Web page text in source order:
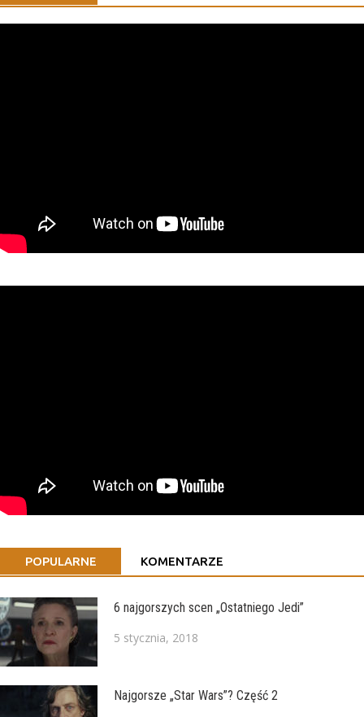
POPULARNE KOMENTARZE
6 najgorszych scen „Ostatniego Jedi”
5 stycznia, 2018
Najgorsze „Star Wars”? Część 2